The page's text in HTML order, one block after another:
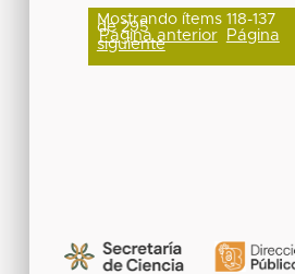
Mostrando ítems 118-137
de 295
Página anterior Página
siguiente